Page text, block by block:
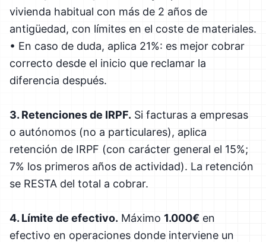
vivienda habitual con más de 2 años de
antigüedad, con límites en el coste de materiales.
• En caso de duda, aplica 21%: es mejor cobrar
correcto desde el inicio que reclamar la
diferencia después.
3. Retenciones de IRPF. Si facturas a empresas
o autónomos (no a particulares), aplica
retención de IRPF (con carácter general el 15%;
7% los primeros años de actividad). La retención
se RESTA del total a cobrar.
4. Límite de efectivo. Máximo 1.000€ en
efectivo en operaciones donde interviene un